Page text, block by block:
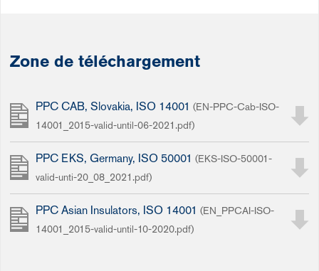
Zone de téléchargement
PPC CAB, Slovakia, ISO 14001 (EN-PPC-Cab-ISO-
14001_2015-valid-until-06-2021.pdf)
PPC EKS, Germany, ISO 50001 (EKS-ISO-50001-
valid-unti-20_08_2021.pdf)
PPC Asian Insulators, ISO 14001 (EN_PPCAI-ISO-
14001_2015-valid-until-10-2020.pdf)